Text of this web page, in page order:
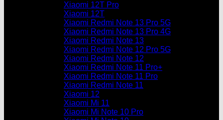
Xiaomi 12T Pro
Xiaomi 12T
Xiaomi Redmi Note 13 Pro 5G
Xiaomi Redmi Note 13 Pro 4G
Xiaomi Redmi Note 13
Xiaomi Redmi Note 12 Pro 5G
Xiaomi Redmi Note 12
Xiaomi Redmi Note 11 Pro+
Xiaomi Redmi Note 11 Pro
Xiaomi Redmi Note 11
Xiaomi 12
Xiaomi Mi 11
Xiaomi Mi Note 10 Pro